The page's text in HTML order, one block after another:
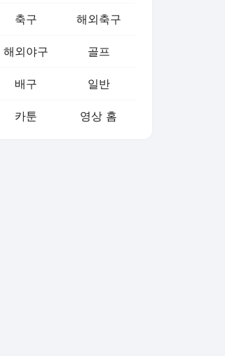
축구 해외축구
해외야구 골프
배구 일반
카툰 영상 홈